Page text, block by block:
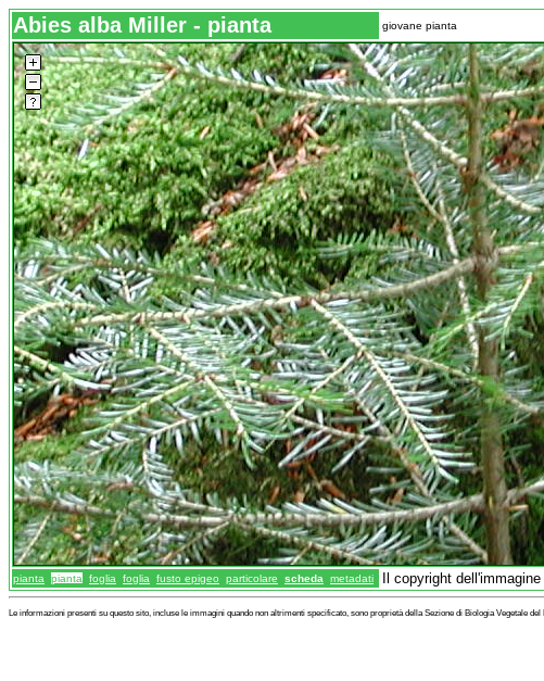
Abies alba Miller - pianta giovane pianta
pianta pianta foglia foglia fusto epigeo particolare scheda metadati Il copyright
Le informazioni presenti su questo sito, incluse le immagini quando non altrimenti specificato, sono proprietà della Sezione di Biologia Vegetale